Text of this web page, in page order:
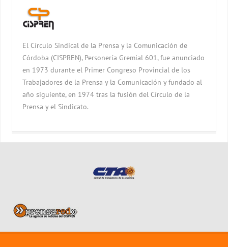
El Círculo Sindical de la Prensa y la Comunicación de
Córdoba (CISPREN), Personería Gremial 601, fue anunciado
en 1973 durante el Primer Congreso Provincial de los
Trabajadores de la Prensa y la Comunicación y fundado al
año siguiente, en 1974 tras la fusión del Círculo de la
Prensa y el Sindicato.